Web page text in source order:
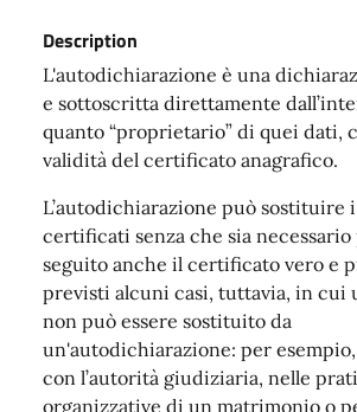
Description
L'autodichiarazione è una
e sottoscritta direttamente
quanto “proprietario” di quei dati,
validità del certificato anagrafico.
L’autodichiarazione può sostituire i
certificati senza che sia
seguito anche il certificato vero e
previsti alcuni casi, tuttavia, in cui
non può essere sostituito da
un'autodichiarazione: per
con l’autorità giudiziaria, nelle
organizzative di un matrimonio o